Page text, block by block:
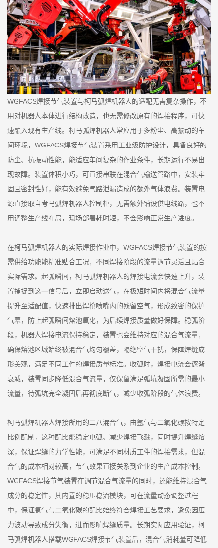
WGFACS焊接节气装置与柯马弧焊机器人的适配无需复杂操作，不
用对机器人本体进行结构改造，也无需修改原有的焊接程序，可快
速融入现有生产线。柯马弧焊机器人常应用于多粉尘、高振动的车
间环境，WGFACS焊接节气装置采用工业级防护设计，具备良好的
防尘、抗振动性能，能适应车间复杂的作业条件，长期运行不易出
现故障。装置体积小巧，可直接串联在混合气输送管路中，安装牢
固且密封性好，能有效避免气路泄漏造成的额外气体浪费。装置电
源直接取自考马弧焊机器人控制柜，无需额外铺设供电线路，也不
用调整生产线布局，现场部署耗时短，不会影响正常生产进度。
在柯马弧焊机器人的实际焊接作业中，WGFACS焊接节气装置的按
需供给功能能精准贴合工况，不同焊接阶段的流量调节灵活且贴合
实际需求。起弧瞬间，柯马弧焊机器人的焊接电流会快速上升，装
置捕捉到这一信号后，立即启动送气，在极短时间内将混合气流量
提升至适配值，快速排出焊枪喷嘴内的残留空气，形成致密的保护
气幕，防止起弧瞬间熔池氧化，为后续焊接质量做好保障。稳弧阶
段，机器人焊接电流保持稳定，装置也会维持对应的混合气流量，
确保熔池区域始终被混合气均匀覆盖，隔绝空气干扰，保障焊缝成
形美观，满足不同工件的焊接质量标准。收弧时，焊接电流会逐渐
衰减，装置同步降低混合气流量，仅保留满足弧坑凝固所需的最小
流量，待弧坑完全凝固后再彻底断气，减少收弧阶段的气体浪费。
柯马弧焊机器人焊接所用的二八混合气，由氩气与二氧化碳按特定
比例配制，这种配比能稳定电弧、减少焊接飞溅，同时提升焊缝熔
深，保证焊缝的力学性能，可满足不同材质工件的焊接需求，但混
合气的成本相对较高，节气效果直接关系到企业的生产成本控制。
WGFACS焊接节气装置在调节混合气流量的同时，还能维持混合气
成分的稳定性，其内置的稳压稳流模块，可在流量动态调整过程
中，保证氩气与二氧化碳的配比始终符合焊接工艺要求，避免因压
力波动导致成分失衡，进而影响焊缝质量。长期实际应用验证，柯
马弧焊机器人搭载WGFACS焊接节气装置后，混合气消耗量可降低